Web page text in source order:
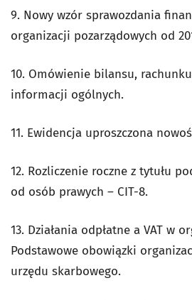
9. Nowy wzór sprawozdania
organizacji pozarządowych od
10. Omówienie bilansu,
informacji ogólnych.
11. Ewidencja uproszczona
12. Rozliczenie roczne z tytułu
od osób prawych – CIT-8.
13. Działania odpłatne a VAT w
Podstawowe obowiązki
urzędu skarbowego.